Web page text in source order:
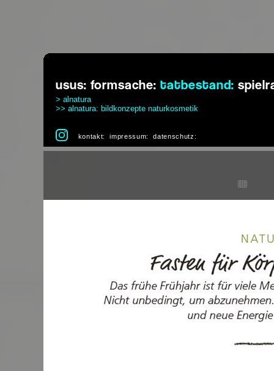
usus: formsache: tatbestand:
> alnatura
>> alnatura: bildkonzepte naturkosmetik
kontakt: impressum: datenschutz: